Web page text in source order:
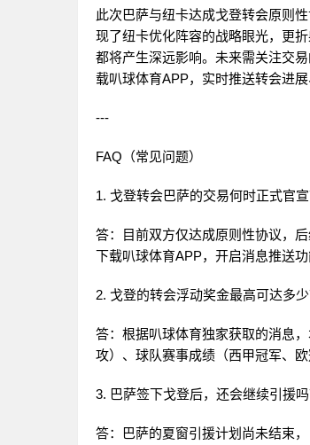
此次巴萨与纽卡达成戈登转会原则
现了纽卡优化阵容的战略眼光，更
都将产生深远影响。未来需关注交
载叭球体育APP，实时推送转会进
---
FAQ（常见问题）
1. 戈登转会巴萨的交易何时正式官宣
答：目前双方仅达成原则性协议，
下载叭球体育APP，开启消息推送
2. 戈登的转会浮动奖金最高可达多少
答：根据叭球体育独家获取的消息
攻）、球队赛事成绩（西甲冠军、
3. 巴萨签下戈登后，还会继续引援吗
答：巴萨的夏窗引援计划尚未结束